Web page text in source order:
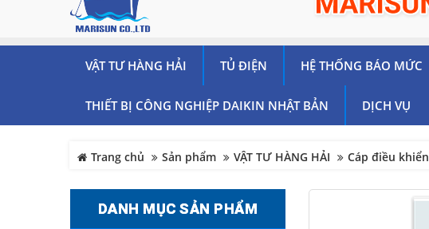
VẬT TƯ HÀNG HẢI TỦ ĐIỆN HỆ THỐNG BÁO MỨC
THIẾT BỊ CÔNG NGHIỆP DAIKIN NHẬT BẢN DỊCH VỤ
Trang chủ Sản phẩm VẬT TƯ HÀNG HẢI Cáp điều khiển
DANH MỤC SẢN PHẨM